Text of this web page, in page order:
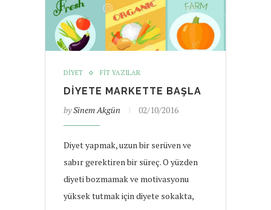
DIYET FIT YAZILAR
DIYETE MARKETTE BAŞLA
bySinem Akgün 02/10/2016
Diyet yapmak, uzun bir serüven ve
sabır gerektiren bir süreç. O yüzden
diyeti bozmamak ve motivasyonu
yüksek tutmak için diyete sokakta,